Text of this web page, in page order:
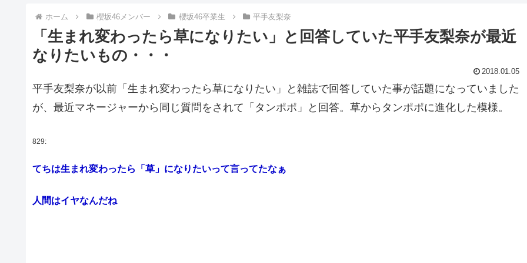
ホーム 櫻坂46メンバー 櫻坂46卒業生 平手友梨奈
「生まれ変わったら草になりたい」と回答していた平手友梨奈が最近
なりたいもの・・・
2018.01.05
平手友梨奈が以前「生まれ変わったら草になりたい」と雑誌で回答していた事が話題になっていました
が、最近マネージャーから同じ質問をされて「タンポポ」と回答。草からタンポポに進化した模様。
829:
てちは生まれ変わったら「草」になりたいって言ってたなぁ
人間はイヤなんだね